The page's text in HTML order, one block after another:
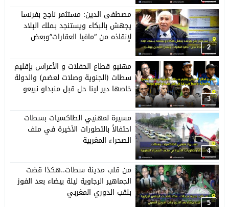
2
مصطفى الدين: مستثمر ناجح بفرنسا
يجهش بالبكاء ويستنجد بـملك البلاد
لإنقاذه من “مافيا العقارات”وبعض
3
مهنيو قطاع الحفلات و الأعراس بإقليم
سطات (الجنوية وصلات لعضم) والدولة
خاصها دير لينا حل قبل منبداو نبيعو
4
مسيرة لمهنيي الطاكسيات بسطات
احتفالاً بالتطورات الأخيرة في ملف
الصحراء المغربية
5
من قلب مدينة سطات..هكذا قضت
الجماهير الرجاوية ليلة بيضاء بعد الفوز
بلقب الدوري المغربي